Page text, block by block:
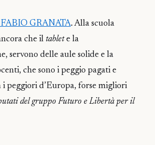
GRANATA. Alla scuola
che il tablete la
servono delle aule solide e la
che sono i peggio pagati e
peggiori d’Europa, forse migliori
del gruppo Futuro e Libertà per il